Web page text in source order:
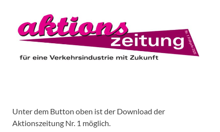
Unter dem Button oben ist der Download der
Aktionszeitung Nr. 1 möglich.